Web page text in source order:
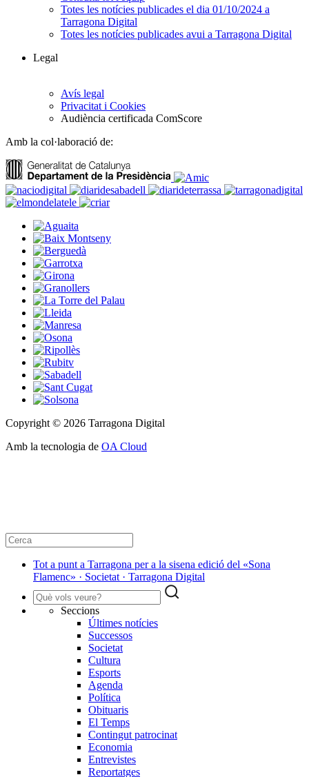
Totes les notícies publicades el dia 01/10/2024 a
Tarragona Digital
Totes les notícies publicades avui a Tarragona Digital
Legal
Avís legal
Privacitat i Cookies
Audiència certificada ComScore
Amb la col·laboració de:
Copyright © 2026 Tarragona Digital
Amb la tecnologia de OA Cloud
Tot a punt a Tarragona per a la sisena edició del «Sona
Flamenc» · Societat · Tarragona Digital
Seccions
Últimes notícies
Successos
Societat
Cultura
Esports
Agenda
Política
Obituaris
El Temps
Contingut patrocinat
Economia
Entrevistes
Reportatges